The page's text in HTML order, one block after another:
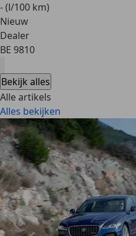
- (l/100 km)
Nieuw
Dealer
BE 9810
Bekijk alles
Alle artikels
Alles bekijken